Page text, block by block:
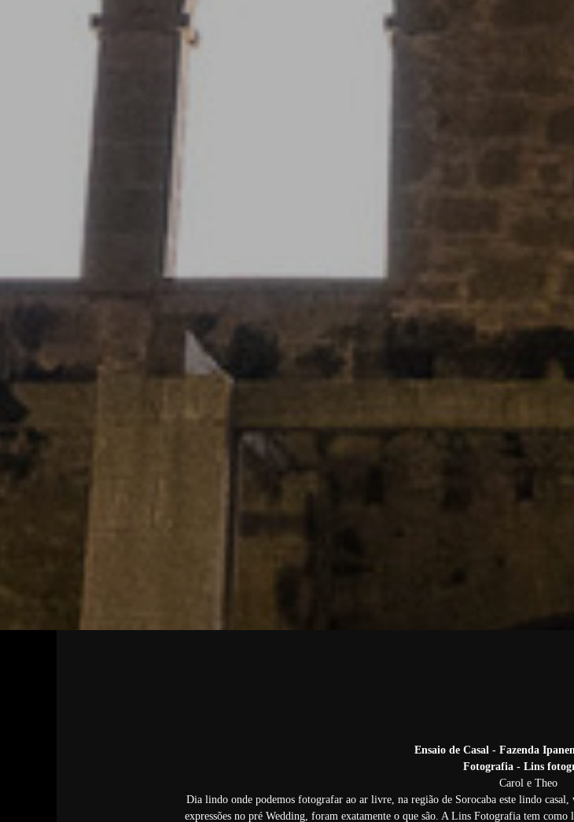
Ensaio de Casal - Fazenda
Fotografia - Lins
Carol e Theo
Dia lindo onde podemos fotografar ao ar livre, na região de Sorocaba este lindo
expressões no pré Wedding, foram exatamente o que são. A Lins Fotografia tem